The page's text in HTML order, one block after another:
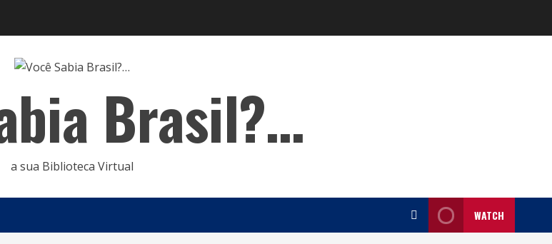
Brasil?…
a sua Biblioteca Virtual
WATCH